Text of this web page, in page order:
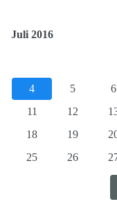
Juli 2016
4
5 6
11
12
18
19
25
26